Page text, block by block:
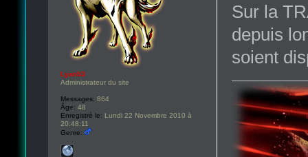
Sur la
depuis
soient
Lyan53
Administrateur du site
Messages: 864
Âge: 48
Enregistré le: Lundi 22 Novembre 2010 à
20:48:11
Genre: